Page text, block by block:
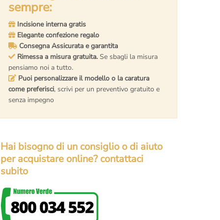
ti piace
: nessuna pratica complicata, se non è di
rimborsato.
a rivederti presto, chiama o scrivi se hai dei
soddisfazione è la nostra miglior pubblicità.
via e-mail: Si, facciamo degli scatti mentre lo
e renderlo unico.
i nostri gioielli a Roma , non abbiamo nulla da
numero+39 065416661
sempre:
Incisione interna gratis
Elegante confezione regalo
Consegna Assicurata e garantita
Rimessa a misura gratuita. Se sbagli la misura
pensiamo noi a tutto.
Puoi personalizzare il modello o la caratura
come preferisci, scrivi per un preventivo gratuito e
senza impegno
Hai bisogno di un consiglio o di aiuto
per acquistare online? contattaci
subito